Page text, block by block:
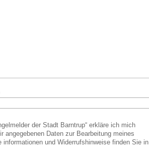
der Stadt Barntrup“ erkläre ich mich
angegebenen Daten zur Bearbeitung meines
informationen und Widerrufshinweise finden Sie in